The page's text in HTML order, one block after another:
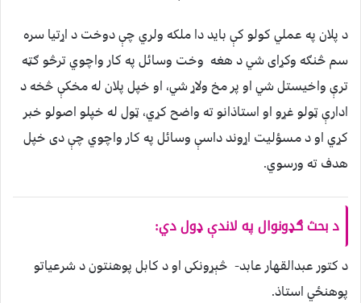
د پلان په عملي کولو کې بايد دا ملکه ولري چې دوخت د اړتيا سره
سم څنګه وکړای شي د هغه وخت وسائل په کار واچوي ترڅو ګټه
ترې واخيستل شي او پر مخ ولاړ شي، او خپل پلان له مخکې څخه د
ادارې ټولو غړو او استاذانو ته واضح کړي، ټول له خپلو اصولو خبر
کړي او د مسؤليت اړوند داسې وسائل په کار واچوي چې دی خپل
هدف ته ورسوي.
د بحث ګډونوال په لاندې ډول دي:
د کتور عبدالقهار عابد- څېړونکی او د کابل پوهنتون د شرعياتو
پوهنځي استاذ.